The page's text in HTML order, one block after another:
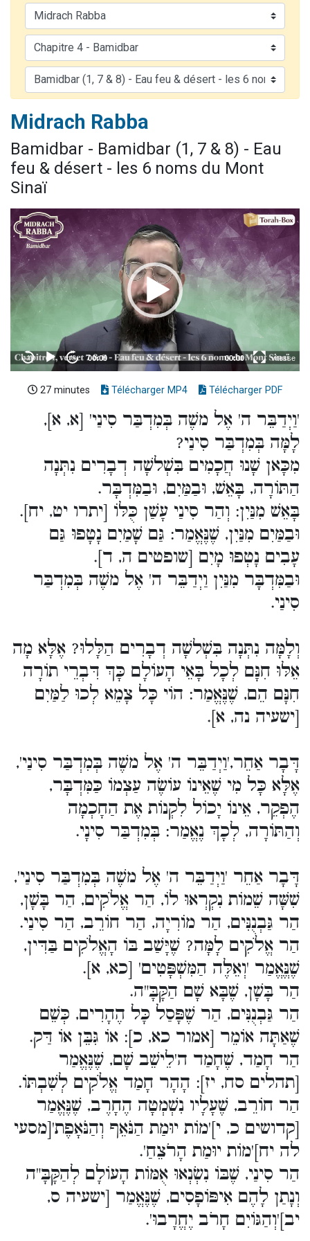
61 personnes viennent de demander une bénédiction
Ariel vient de donner son Maasser
Il reste 49 places pour étudier en groupe sur Zoom
Eva vient de donner son Maasser
Midrach Rabba
Bamidbar - Bamidbar (1, 7 & 8) - Eau
feu & désert - les 6 noms du Mont
Sinaï
27 minutes Télécharger MP4 Télécharger PDF
'וַיְדַבֵּר ה' אֶל משֶׁה בְּמִדְבַּר סִינַי' [א, א],
לָמָּה בְּמִדְבַּר סִינַי?
מִכָּאן שָׁנוּ חֲכָמִים בִּשְׁלשָׁה דְבָרִים נִתְּנָה
הַתּוֹרָה, בָּאֵשׁ, וּבַמַּיִם, וּבַמִּדְבָּר.
בָּאֵשׁ מִנַּיִן: וְהַר סִינַי עָשַׁן כֻּלּוֹ [יתרו יט, יח].
וּבַמַּיִם מִנַּיִן, שֶׁנֶּאֱמַר: גַּם שָׁמַיִם נָטָפוּ גַּם
עָבִים נָטְפוּ מָיִם [שופטים ה, ד].
וּבַמִּדְבָּר מִנַּיִן וַיְדַבֵּר ה' אֶל משֶׁה בְּמִדְבַּר
סִינַי.
וְלָמָּה נִתְּנָה בִּשְׁלשָׁה דְבָרִים הַלָּלוּ? אֶלָּא מָה
אֵלּוּ חִנָּם לְכָל בָּאֵי הָעוֹלָם כָּךְ דִּבְרֵי תוֹרָה
חִנָּם הֵם, שֶׁנֶּאֱמַר: הוֹי כָּל צָמֵא לְכוּ לַמַּיִם
[ישעיה נה, א].
דָּבָר אַחֵר,'וַיְדַבֵּר ה' אֶל משֶׁה בְּמִדְבַּר סִינַי',
אֶלָּא כָּל מִי שֶׁאֵינוֹ עוֹשֶׂה עַצְמוֹ כַּמִּדְבָּר,
הֶפְקֵר, אֵינוֹ יָכוֹל לִקְנוֹת אֶת הַחָכְמָה
וְהַתּוֹרָה, לְכָךְ נֶאֱמַר: בְּמִדְבַּר סִינָי.
דָּבָר אַחֵר 'וַיְדַבֵּר ה' אֶל משֶׁה בְּמִדְבַּר סִינַי',
שִׁשָּׁה שֵׁמוֹת נִקְרְאוּ לוֹ, הַר אֱלֹקִים, הַר בָּשָׁן,
הַר גַּבְנֻנִּים, הַר מוֹרִיָה, הַר חוֹרֵב, הַר סִינַי.
הַר אֱלֹקִים לָמָּה? שֶׁיָּשַׁב בּוֹ הָאֱלֹקִים בַּדִּין,
שֶׁנֱּאֱמַר 'וְאֵלֶּה הַמִּשְׁפָּטִים' [כא, א].
הַר בָּשָׁן, שֶׁבָּא שָׁם הַקָּבָּ"ה.
הַר גַּבְנֻנִּים, הַר שֶׁפָּסַל כָּל הֶהָרִים, כְּשֵׁם
שֶׁאַתָּה אוֹמֵר [אמור כא, כ]: אוֹ גִּבֵּן אוֹ דַּק.
הַר חָמַד, שֶׁחָמַד ה'לֵישֵׁב שָׁם, שֶׁנֶּאֱמַר
[תהלים סח, יז]: הָהָר חָמַד אֱלֹקִים לְשִׁבְתּוֹ.
הַר חוֹרֵב, שֶׁעָלָיו נִשְׁמְטָה הֶחָרֶב, שֶׁנֶּאֱמַר
[קדושים כ, י]'מוֹת יוּמַת הַנֹּאֵף וְהַנֹּאָפֶת'[מסעי
לה יח]'מוֹת יוּמַת הָרֹצֵחַ'.
הַר סִינַי, שֶׁבּוֹ נִשְׂנְאוּ אֻמּוֹת הָעוֹלָם לְהַקָּבָּ"ה
וְנָתַן לָהֶם אִיפּוֹפָסִים, שֶׁנֶּאֱמַר [ישעיה ס,
יב]'וְהַגּוֹיִם חָרֹב יֶחֱרָבוּ'.